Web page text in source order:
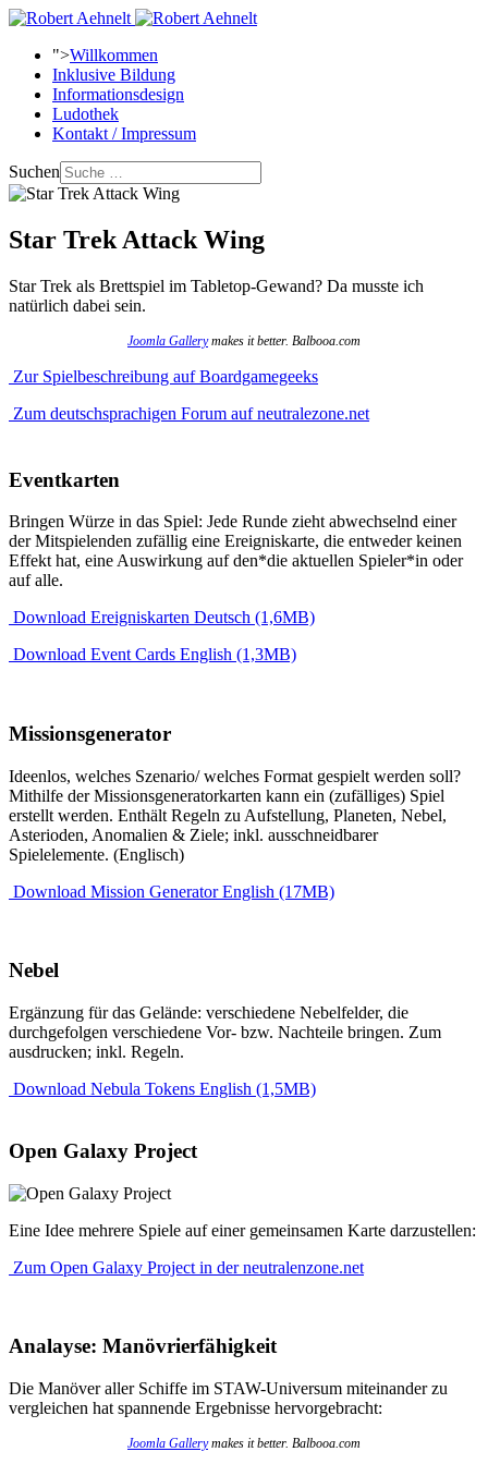
">Willkommen
Inklusive Bildung
Informationsdesign
Ludothek
Kontakt / Impressum
Suchen
Star Trek Attack Wing
Star Trek als Brettspiel im Tabletop-Gewand? Da musste ich
natürlich dabei sein.
Joomla Gallerymakes it better. Balbooa.com
Zur Spielbeschreibung auf Boardgamegeeks
Zum deutschsprachigen Forum auf neutralezone.net
Eventkarten
Bringen Würze in das Spiel: Jede Runde zieht abwechselnd einer
der Mitspielenden zufällig eine Ereigniskarte, die entweder keinen
Effekt hat, eine Auswirkung auf den*die aktuellen Spieler*in oder
auf alle.
Download Ereigniskarten Deutsch (1,6MB)
Download Event Cards English (1,3MB)
Missionsgenerator
Ideenlos, welches Szenario/ welches Format gespielt werden soll?
Mithilfe der Missionsgeneratorkarten kann ein (zufälliges) Spiel
erstellt werden. Enthält Regeln zu Aufstellung, Planeten, Nebel,
Asterioden, Anomalien & Ziele; inkl. ausschneidbarer
Spielelemente. (Englisch)
Download Mission Generator English (17MB)
Nebel
Ergänzung für das Gelände: verschiedene Nebelfelder, die
durchgefolgen verschiedene Vor- bzw. Nachteile bringen. Zum
ausdrucken; inkl. Regeln.
Download Nebula Tokens English (1,5MB)
Open Galaxy Project
Eine Idee mehrere Spiele auf einer gemeinsamen Karte darzustellen:
Zum Open Galaxy Project in der neutralenzone.net
Analayse: Manövrierfähigkeit
Die Manöver aller Schiffe im STAW-Universum miteinander zu
vergleichen hat spannende Ergebnisse hervorgebracht:
Joomla Gallerymakes it better. Balbooa.com